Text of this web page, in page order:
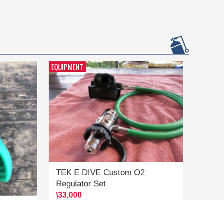
EQUIPMENT
TEK E DIVE Custom O2
Regulator Set
\33,000